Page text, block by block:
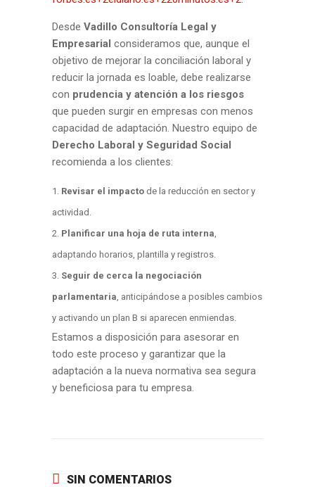
Desde Vadillo Consultoría Legal y
Empresarial consideramos que, aunque el
objetivo de mejorar la conciliación laboral y
reducir la jornada es loable, debe realizarse
con prudencia y atención a los riesgos
que pueden surgir en empresas con menos
capacidad de adaptación. Nuestro equipo de
Derecho Laboral y Seguridad Social
recomienda a los clientes:
Revisar el impacto de la reducción en sector y
actividad.
Planificar una hoja de ruta interna,
adaptando horarios, plantilla y registros.
Seguir de cerca la negociación
parlamentaria, anticipándose a posibles cambios
y activando un plan B si aparecen enmiendas.
Estamos a disposición para asesorar en
todo este proceso y garantizar que la
adaptación a la nueva normativa sea segura
y beneficiosa para tu empresa.
SIN COMENTARIOS